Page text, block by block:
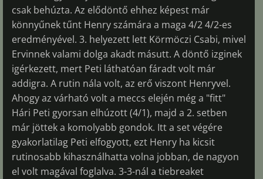
csak behúzta. Az elődöntő ehhez képest már
könnyűnek tűnt Henry számára a maga 4/2 4/2-es
eredményével. 3. helyezett lett Körmöczi Csabi, mivel
Ervinnek valami dolga akadt másutt. A döntő izginek
igérkezett, mert Peti láthatóan fáradt volt már
addigra. A rutin nála volt, az erő viszont Henryvel.
Ahogy az várható volt a meccs elején még a "fitt"
Hári Peti gyorsan elhúzott (4/1), majd a 2. setben
már jöttek a komolyabb gondok. Itt a set végére
gyakorlatilag Peti elfogyott, ezt Henry ha kicsit
rutinosabb kihasználhatta volna jobban, de nagyon
el volt magával foglalva. 3-3-nál a tiebreaket